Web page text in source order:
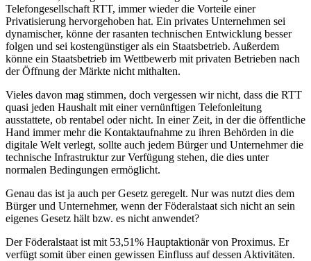
Telefongesellschaft RTT, immer wieder die Vorteile einer
Privatisierung hervorgehoben hat. Ein privates Unternehmen sei
dynamischer, könne der rasanten technischen Entwicklung besser
folgen und sei kostengünstiger als ein Staatsbetrieb. Außerdem
könne ein Staatsbetrieb im Wettbewerb mit privaten Betrieben nach
der Öffnung der Märkte nicht mithalten.
Vieles davon mag stimmen, doch vergessen wir nicht, dass die RTT
quasi jeden Haushalt mit einer vernünftigen Telefonleitung
ausstattete, ob rentabel oder nicht. In einer Zeit, in der die öffentliche
Hand immer mehr die Kontaktaufnahme zu ihren Behörden in die
digitale Welt verlegt, sollte auch jedem Bürger und Unternehmer die
technische Infrastruktur zur Verfügung stehen, die dies unter
normalen Bedingungen ermöglicht.
Genau das ist ja auch per Gesetz geregelt. Nur was nutzt dies dem
Bürger und Unternehmer, wenn der Föderalstaat sich nicht an sein
eigenes Gesetz hält bzw. es nicht anwendet?
Der Föderalstaat ist mit 53,51% Hauptaktionär von Proximus. Er
verfügt somit über einen gewissen Einfluss auf dessen Aktivitäten.